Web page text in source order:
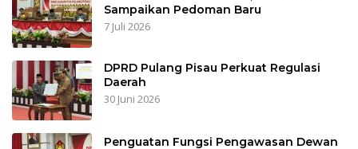
Sampaikan Pedoman Baru
7 Juli 2026
DPRD Pulang Pisau Perkuat Regulasi
Daerah
30 Juni 2026
Penguatan Fungsi Pengawasan Dewan